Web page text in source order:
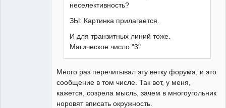
неселективность?
ЗЫ: Картинка прилагается.
И для транзитных линий тоже.
Магическое число "3"
Много раз перечитывал эту ветку форума, и это
сообщение в том числе. Так вот, у меня,
кажется, созрела мысль, зачем в многоугольник
норовят вписать окружность.